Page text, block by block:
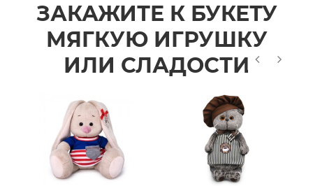
ЗАКАЖИТЕ К БУКЕТУ
МЯГКУЮ ИГРУШКУ
ИЛИ СЛАДОСТИ